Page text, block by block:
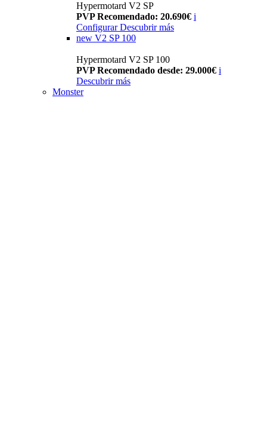
Hypermotard V2 SP
PVP Recomendado: 20.690€ i
Configurar Descubrir más
new V2 SP 100
Hypermotard V2 SP 100
PVP Recomendado desde: 29.000€ i
Descubrir más
Monster